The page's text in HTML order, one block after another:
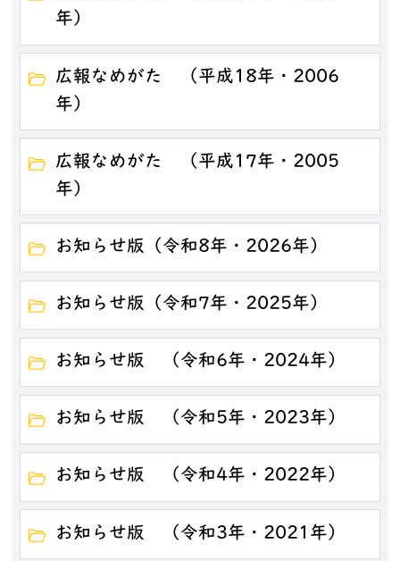
年）
広報なめがた （平成18年・2006
年）
広報なめがた （平成17年・2005
年）
お知らせ版（令和8年・2026年）
お知らせ版（令和7年・2025年）
お知らせ版 （令和6年・2024年）
お知らせ版 （令和5年・2023年）
お知らせ版 （令和4年・2022年）
お知らせ版 （令和3年・2021年）